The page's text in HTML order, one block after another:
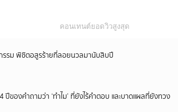
คอนเทนต์ยอดวิวสูงสุด
รม พิชิตอสูรร้ายที่ลอยนวลมานับสิบปี
ปีของคำถามว่า ‘ทำไม’ ที่ยังไร้คำตอบ และบาดแผลที่ยังทวง